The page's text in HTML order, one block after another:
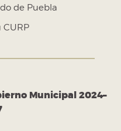
de Puebla
Municipal 2024–